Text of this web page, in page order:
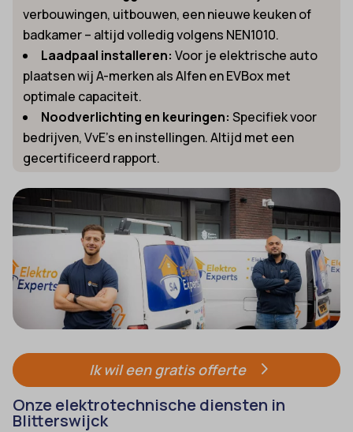
verbouwingen, uitbouwen, een nieuwe keuken of
badkamer – altijd volledig volgens NEN1010.
Laadpaal installeren: Voor je elektrische auto
plaatsen wij A-merken als Alfen en EVBox met
optimale capaciteit.
Noodverlichting en keuringen: Specifiek voor
bedrijven, VvE’s en instellingen. Altijd met een
gecertificeerd rapport.
Ik wil een gratis offerte
Onze elektrotechnische diensten in
Blitterswijck